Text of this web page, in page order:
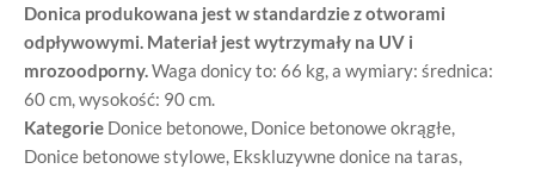
Donica produkowana jest w standardzie z otworami
odpływowymi. Materiał jest wytrzymały na UV i
mrozoodporny.Waga donicy to: 66 kg, a wymiary: średnica:
60 cm, wysokość: 90 cm.
Kategorie Donice betonowe, Donice betonowe okrągłe,
Donice betonowe stylowe, Ekskluzywne donice na taras,